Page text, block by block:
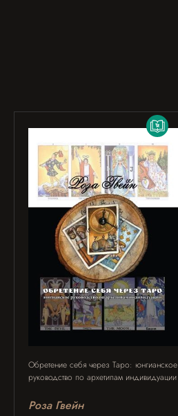
Обретение себя через Таро: юнгианское
руководство по архетипам индивидуации
Роза Гвейн